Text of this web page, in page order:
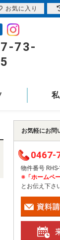
73-
お気軽にお問
0467-
物件番号
※「ホームペ
とお伝え下さ
お気に入り